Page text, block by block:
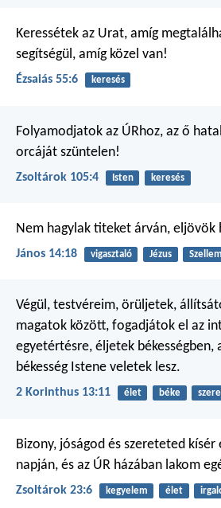
Keressétek az Urat, amíg
segítségül, amíg közel van!
Ézsaiás 55:6 keresés
Folyamodjatok az ÚRhoz, az ő
orcáját szüntelen!
Zsoltárok 105:4 Isten keresés
Nem hagylak titeket árván, eljövök
János 14:18 vigasztaló Jézus Szellem
Végül, testvéreim, örüljetek,
magatok között, fogadjátok el az
egyetértésre, éljetek békességben,
békesség Istene veletek lesz.
2 Korinthus 13:11 élet béke
Bizony, jóságod és szereteted kísér
napján, és az ÚR házában lakom
Zsoltárok 23:6 kegyelem élet